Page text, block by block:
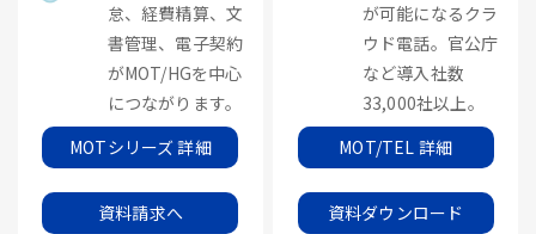
怠、経費精算、文
書管理、電子契約
がMOT/HGを中心
につながります。
MOTシリーズ 詳細
資料請求へ
が可能になるクラ
ウド電話。官公庁
など導入社数
33,000社以上。
MOT/TEL 詳細
資料ダウンロード